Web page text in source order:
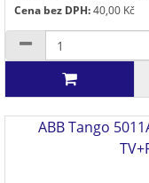
Cena bez DPH:40,00 Kč
ABB Tango